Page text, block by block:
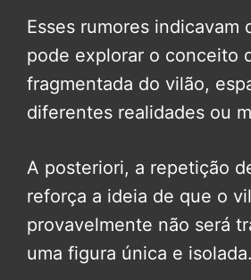
Esses rumores indicavam
pode explorar o conceito
fragmentada do vilão,
diferentes realidades ou
A posteriori, a repetição
reforça a ideia de que o
provavelmente não será
uma figura única e isolada.